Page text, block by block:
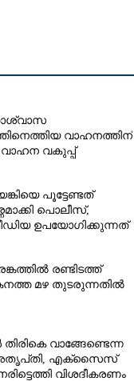
വാഹനത്തിന്
വാഹന വകുപ്പ്
പൂട്ടേണ്ടത്
പൊലീസ്,
ഉപയോഗിക്കുന്നത്
രണ്ടിടത്ത്
കനത്ത മഴ തുടരുന്നതിൽ
വാങ്ങേണ്ടെന്ന
അതൃപ്‌തി, എക്‌സൈസ്
വിശദീകരണം
Copy Link